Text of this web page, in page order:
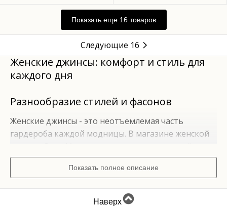
Показать еще 16 товаров
Следующие 16
Женские джинсы: комфорт и стиль для
каждого дня
Разнообразие стилей и фасонов
Женские джинсы - это неотъемлемая часть
гардероба каждой модницы. В магазине женской
выбор моделей джинсов различных фасонов,
цветов и стилей, чтобы каждая женщина могла
Показать полное описание
Наверх